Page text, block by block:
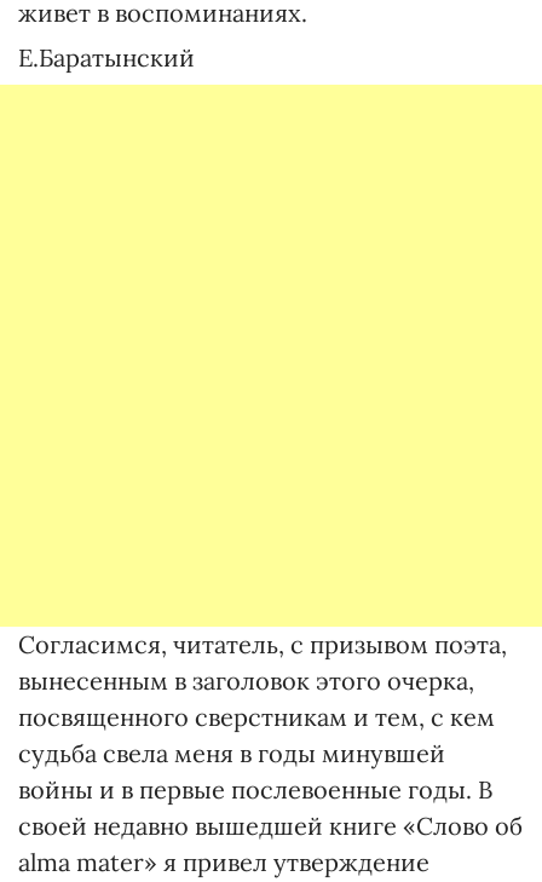
живет в воспоминаниях.
Е.Баратынский
Согласимся, читатель, с призывом поэта,
вынесенным в заголовок этого очерка,
посвященного сверстникам и тем, с кем
судьба свела меня в годы минувшей
войны и в первые послевоенные годы. В
своей недавно вышедшей книге «Слово об
alma mater» я привел утверждение